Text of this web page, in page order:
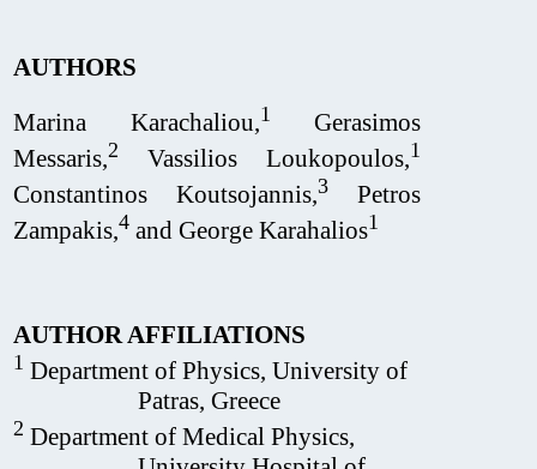
AUTHORS
Marina Karachaliou,1
Gerasimos
Messaris,2 Vassilios Loukopoulos,1
Constantinos Koutsojannis,3 Petros
Zampakis,4 and George Karahalios1
AUTHOR AFFILIATIONS
1 Department of Physics, University of
Patras, Greece
2 Department of Medical Physics,